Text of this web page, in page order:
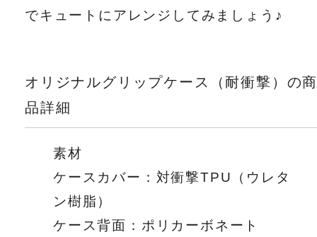
でキュートにアレンジしてみましょう♪
オリジナルグリップケース（耐衝撃）の
品詳細
素材
ケースカバー：対衝撃TPU（ウレタ
ン樹脂）
ケース背面：ポリカーボネート